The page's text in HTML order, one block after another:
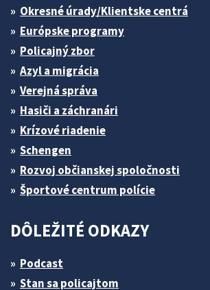
Okresné úrady/Klientske centrá
Európske programy
Policajný zbor
Azyl a migrácia
Verejná správa
Hasiči a záchranári
Krízové riadenie
Schengen
Rozvoj občianskej spoločnosti
Športové centrum polície
DÔLEŽITÉ ODKAZY
Podcast
Stan sa policajtom